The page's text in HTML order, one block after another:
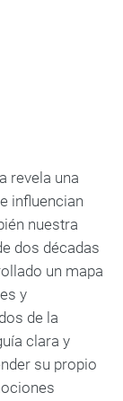
revela una
influencian
nuestra
dos décadas
un mapa
y
de la
clara y
su propio